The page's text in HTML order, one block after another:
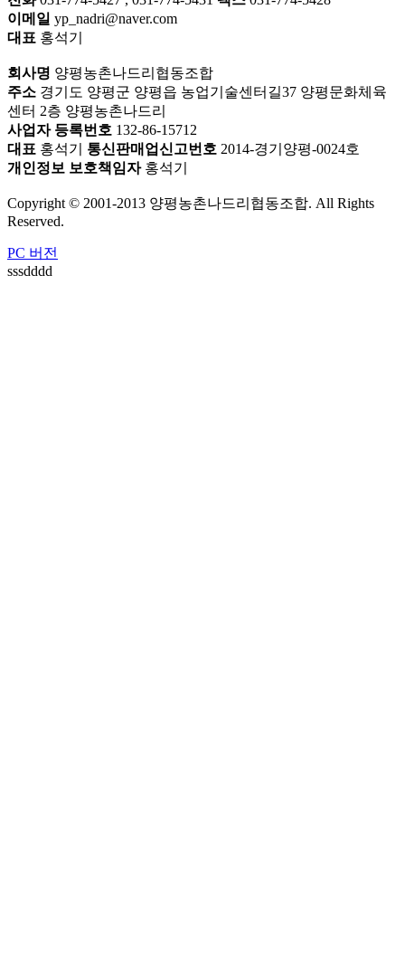
이메일 yp_nadri@naver.com
대표 홍석기
회사명 양평농촌나드리협동조합
주소 경기도 양평군 양평읍 농업기술센터길37 양평문화체육
센터 2층 양평농촌나드리
사업자 등록번호 132-86-15712
대표 홍석기 통신판매업신고번호 2014-경기양평-0024호
개인정보 보호책임자홍석기
Copyright © 2001-2013 양평농촌나드리협동조합. All Rights
Reserved.
PC 버전
sssdddd